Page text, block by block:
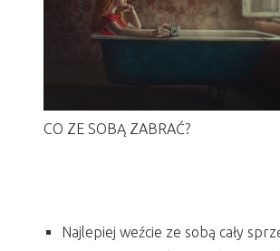
CO ZE SOBĄ ZABRAĆ?
Najlepiej weźcie ze sobą cały